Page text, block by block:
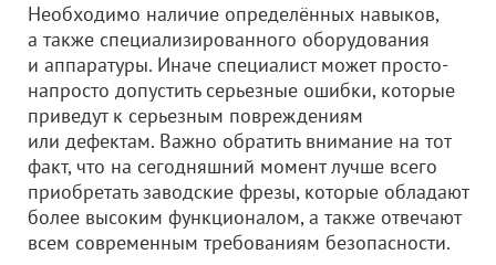
Необходимо наличие определённых навыков,
а также специализированного оборудования
и аппаратуры. Иначе специалист может просто-
напросто допустить серьезные ошибки, которые
приведут к серьезным повреждениям
или дефектам. Важно обратить внимание на тот
факт, что на сегодняшний момент лучше всего
приобретать заводские фрезы, которые обладают
более высоким функционалом, а также отвечают
всем современным требованиям безопасности.